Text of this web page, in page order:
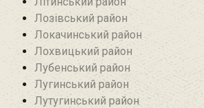
Лозівський район
Локачинський район
Лохвицький район
Лубенський район
Лугинський район‎
Лутугинський район